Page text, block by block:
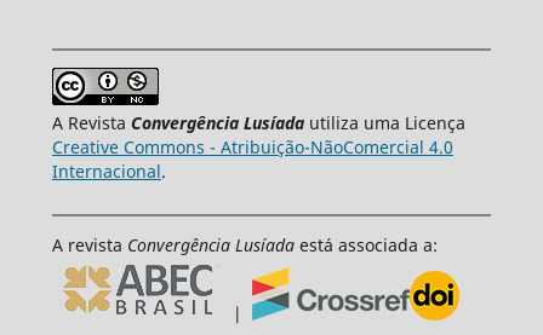
A Revista Convergência Lusíadautiliza uma Licença
Creative Commons - Atribuição-NãoComercial 4.0
Internacional.
A revista Convergência Lusíadaestá associada a:
|